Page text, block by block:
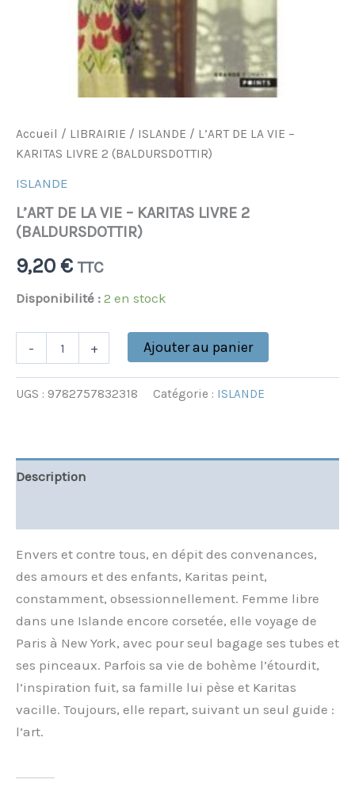
Accueil / LIBRAIRIE / ISLANDE / L’ART DE LA VIE –
KARITAS LIVRE 2 (BALDURSDOTTIR)
ISLANDE
L’ART DE LA VIE – KARITAS LIVRE 2
(BALDURSDOTTIR)
9,20 € TTC
Disponibilité : 2 en stock
- + Ajouter au panier
UGS : 9782757832318 Catégorie : ISLANDE
Description
Envers et contre tous, en dépit des convenances,
des amours et des enfants, Karitas peint,
constamment, obsessionnellement. Femme libre
dans une Islande encore corsetée, elle voyage de
Paris à New York, avec pour seul bagage ses tubes et
ses pinceaux. Parfois sa vie de bohème l’étourdit,
l’inspiration fuit, sa famille lui pèse et Karitas
vacille. Toujours, elle repart, suivant un seul guide :
l’art.